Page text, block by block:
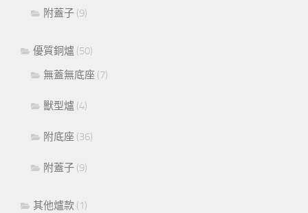
附蓋子 (9)
優質銅爐 (50)
無蓋無底座 (7)
獸型爐 (4)
附底座 (36)
附蓋子 (9)
其他爐款 (1)